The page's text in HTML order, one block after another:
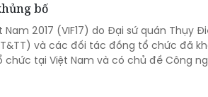
bố
2017 (VIF17) do Đại sứ quán Thụy
và các đối tác đồng tổ chức đã
chức tại Việt Nam và có chủ đề Công